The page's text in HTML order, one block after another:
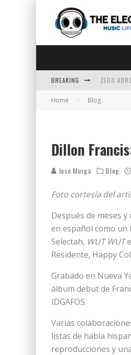
BREAKING ZEDD
ZEDD IN
Home Blog
Dillon
Jose Murga Blog
Foto cortesía del
Después de meses
en español como un
Selectah, WUT WUT
Residente, Happy
Grabado en Nueva
álbum debut de
IDGAFOS.
Varias
listas de habla
reproducciones y